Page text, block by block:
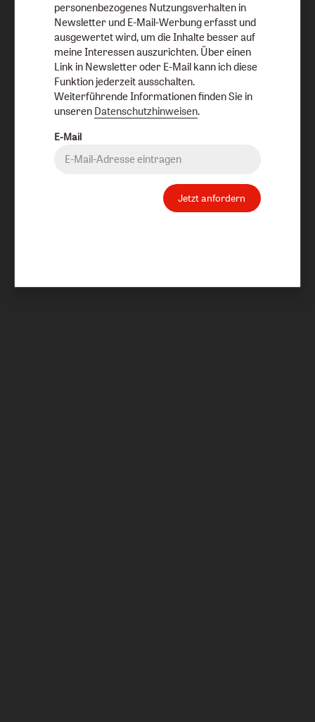
personenbezogenes Nutzungsverhalten in
Newsletter und E-Mail-Werbung erfasst und
ausgewertet wird, um die Inhalte besser auf
meine Interessen auszurichten. Über einen
Link in Newsletter oder E-Mail kann ich diese
Funktion jederzeit ausschalten.
Weiterführende Informationen finden Sie in
unseren Datenschutzhinweisen.
E-Mail
Jetzt anfordern